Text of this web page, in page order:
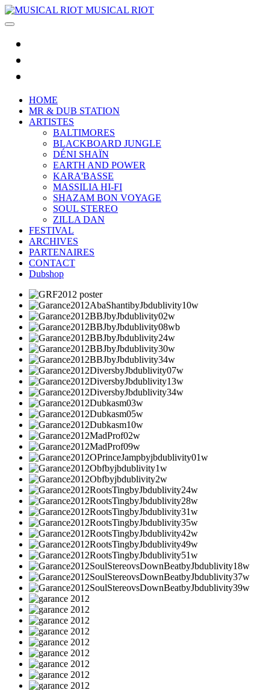
MUSICAL RIOT
HOME
MR & DUB STATION
ARTISTES
BALTIMORES
BLACKBOARD JUNGLE
DÉNI SHAÏN
EARTH AND POWER
KARA'BASSE
MASSILIA HI-FI
SHAZAM BON VOYAGE
SOUL STEREO
ZILLA DAN
FESTIVAL
ARCHIVES
PARTENAIRES
CONTACT
Dubshop